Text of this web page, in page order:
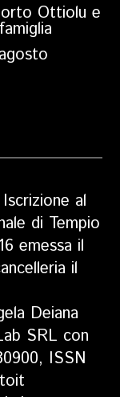
Ottiolu e
al
di Tempio
emessa il
il
Deiana
SRL con
ISSN